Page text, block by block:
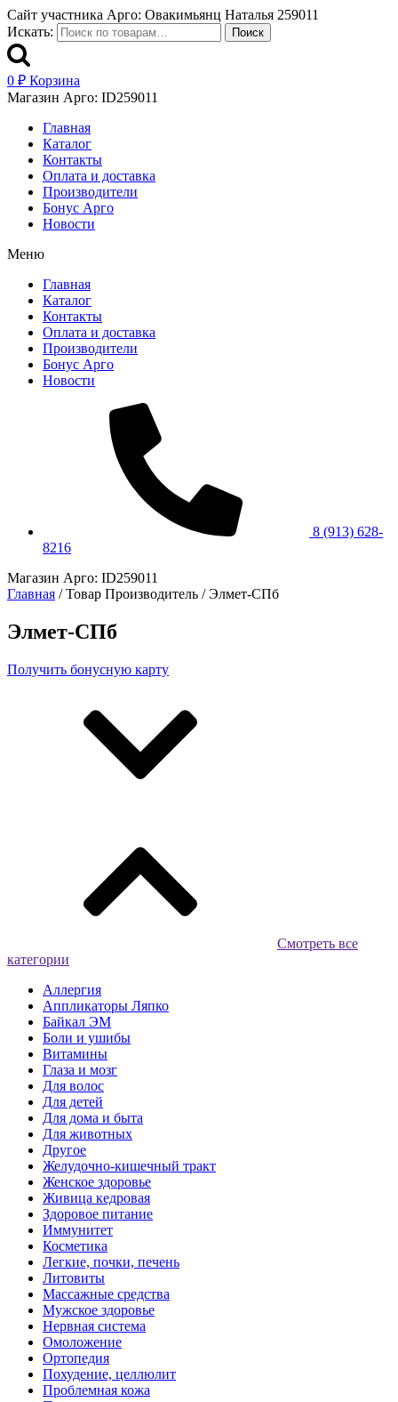
Сайт участника Арго: Овакимьянц Наталья 259011
Искать:
Поиск
0 ₽ Корзина
Магазин Арго: ID259011
Главная
Каталог
Контакты
Оплата и доставка
Производители
Бонус Арго
Новости
Меню
Главная
Каталог
Контакты
Оплата и доставка
Производители
Бонус Арго
Новости
8 (913) 628-
8216
Магазин Арго: ID259011
Главная / Товар Производитель / Элмет-СПб
Элмет-СПб
Получить бонусную карту
Смотреть все
категории
Аллергия
Аппликаторы Ляпко
Байкал ЭМ
Боли и ушибы
Витамины
Глаза и мозг
Для волос
Для детей
Для дома и быта
Для животных
Другое
Желудочно-кишечный тракт
Женское здоровье
Живица кедровая
Здоровое питание
Иммунитет
Косметика
Легкие, почки, печень
Литовиты
Массажные средства
Мужское здоровье
Нервная система
Омоложение
Ортопедия
Похудение, целлюлит
Проблемная кожа